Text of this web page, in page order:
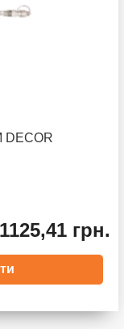
1125,41 грн.